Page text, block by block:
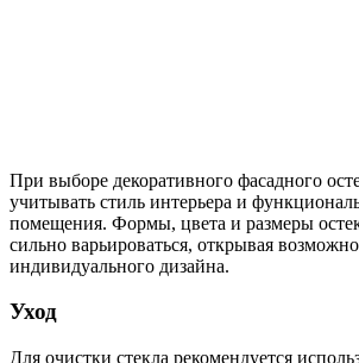
При выборе декоративного фасадного
учитывать стиль интерьера и
помещения. Формы, цвета и размеры
сильно варьироваться, открывая
индивидуального дизайна.
Уход
Для очистки стекла рекомендуется